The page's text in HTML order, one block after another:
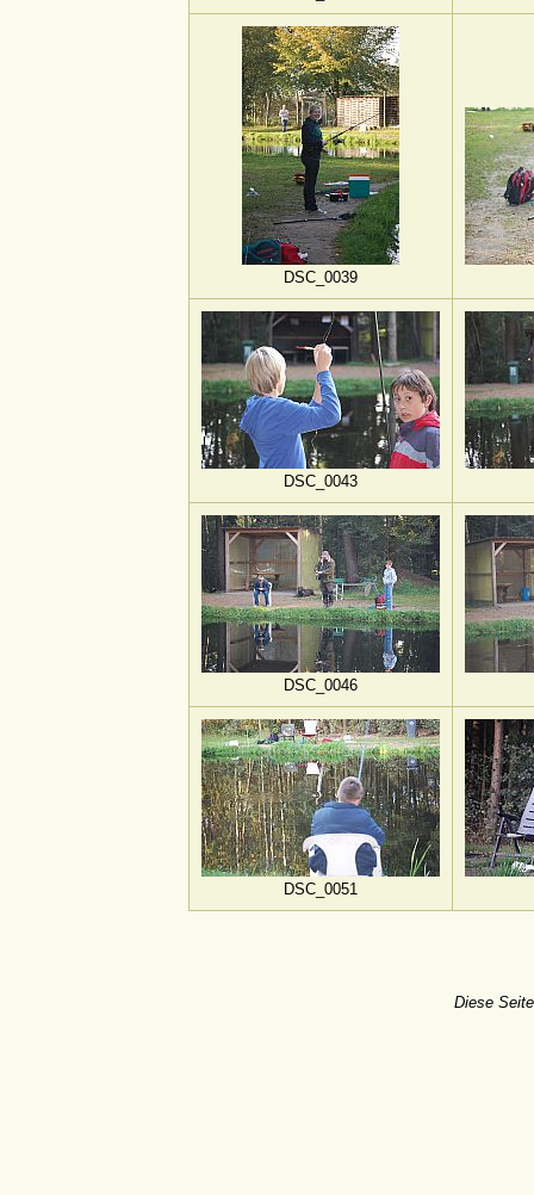
DSC_0039
DSC_0043
DSC_0046
DSC_0051
Diese